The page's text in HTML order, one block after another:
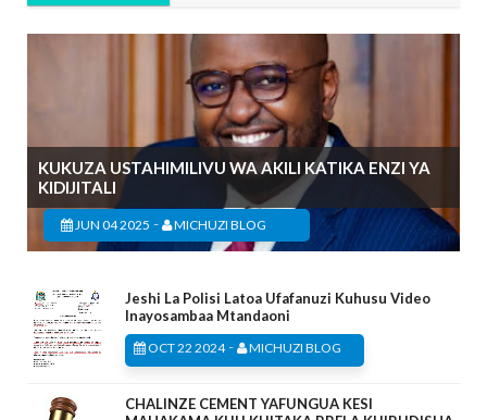
KUKUZA USTAHIMILIVU WA AKILI KATIKA ENZI YA
KIDIJITALI
JUN 04 2025 - MICHUZI BLOG
Jeshi La Polisi Latoa Ufafanuzi Kuhusu Video
Inayosambaa Mtandaoni
OCT 22 2024- MICHUZI BLOG
CHALINZE CEMENT YAFUNGUA KESI